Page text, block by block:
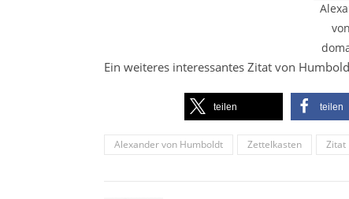
Ein weiteres interessantes Zitat von
teilen teilen
Alexander von Humboldt Zettelkasten Zitat